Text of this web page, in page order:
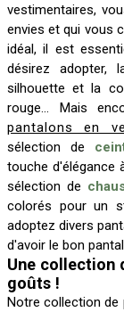
vestimentaires,
envies et qui vous
idéal, il est
désirez adopter,
silhouette et la
rouge… Mais
pantalons en
sélection de
touche d'élégance
sélection de
colorés pour un
adoptez divers
d'avoir le bon
Une collection
goûts !
Notre collection de